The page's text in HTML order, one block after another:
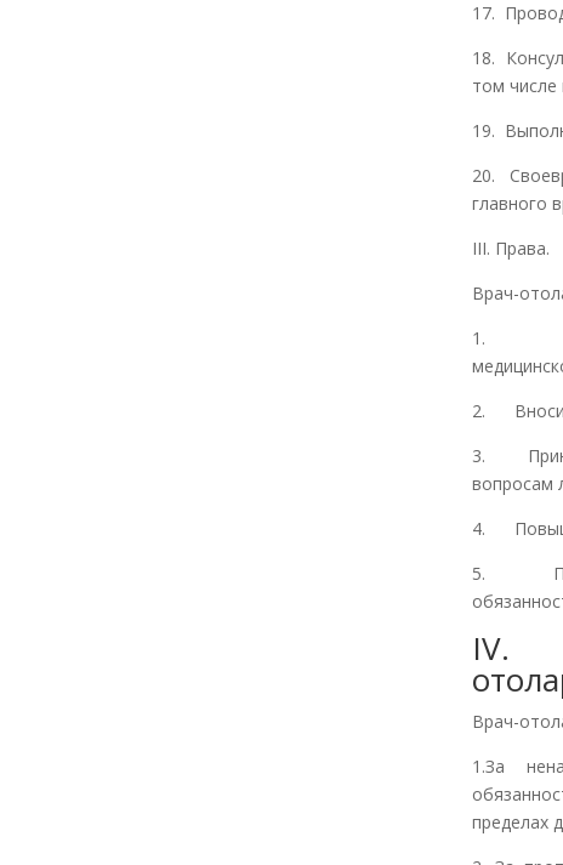
17.
18.
том числе
19.
20.
главного
III. Права.
Врач-
1.
2.
3.
вопросам
4.
5.
IV.
Врач-
1.За
пределах